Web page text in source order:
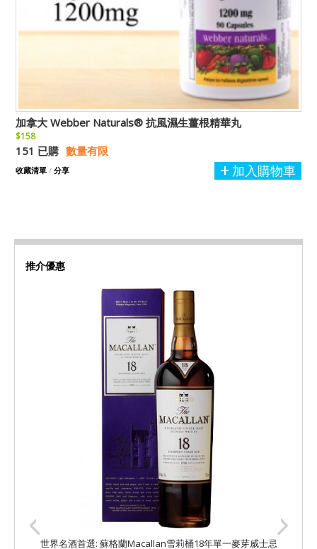
加拿大 Webber Naturals® 抗風濕生薑根精華丸
$158
151 已購 數量有限
加入購物車
收藏清單 / 分享
推介優惠
世界名酒首選: 蘇格蘭Macallan雪莉桶18年單一麥芽威士忌